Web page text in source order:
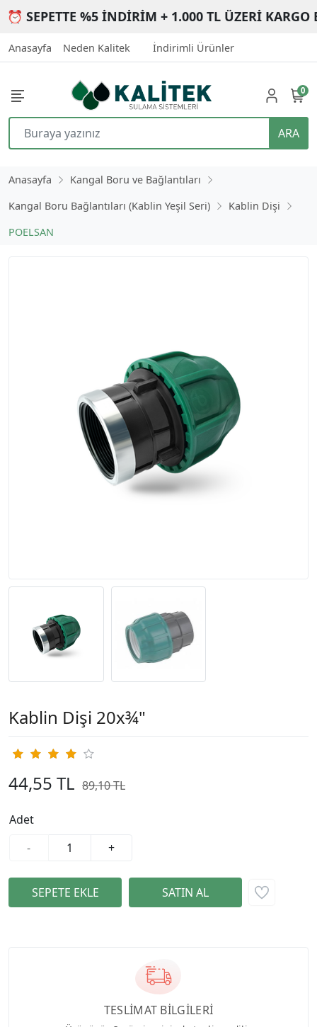
⏰ SEPETTE %5 İNDİRİM + 1.000 TL ÜZERİ KARGO
Anasayfa Neden Kalitek İndirimli Ürünler
ARA
0
Anasayfa
Kangal Boru ve Bağlantıları
Kangal Boru Bağlantıları (Kablin Yeşil Seri)
Kablin Dişi
POELSAN
Kablin Dişi 20x¾"
44,55 TL 89,10 TL
Adet
-
+
TESLİMAT BİLGİLERİ